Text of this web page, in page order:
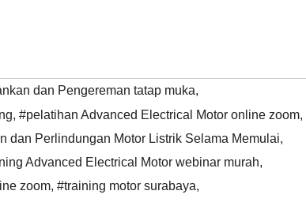
dan Pengereman tatap muka,
, #pelatihan Advanced Electrical Motor online zoom,
dan Perlindungan Motor Listrik Selama Memulai,
Advanced Electrical Motor webinar murah,
zoom, #training motor surabaya,